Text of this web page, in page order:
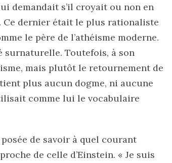
demandait s’il croyait ou non en
Ce dernier était le plus rationaliste
le père de l’athéisme moderne.
surnaturelle. Toutefois, à son
mais plutôt le retournement de
plus aucun dogme, ni aucune
comme lui le vocabulaire
de savoir à quel courant
de celle d’Einstein. « Je suis